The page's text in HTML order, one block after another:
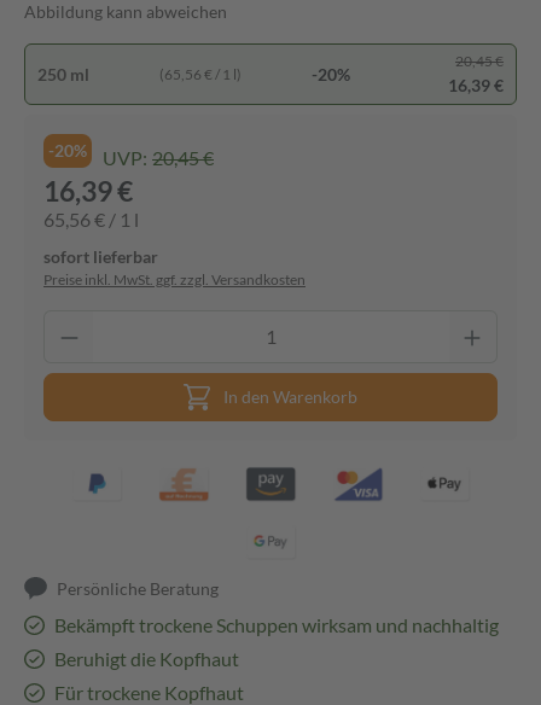
Abbildung kann abweichen
250 ml (65,56 € / 1 l) -20%
20,45 €
16,39 €
-20% UVP: 20,45 €
16,39 €
65,56 € / 1 l
sofort lieferbar
Preise inkl. MwSt. ggf. zzgl. Versandkosten
In den Warenkorb
Persönliche Beratung
Bekämpft trockene Schuppen wirksam und nachhaltig
Beruhigt die Kopfhaut
Für trockene Kopfhaut